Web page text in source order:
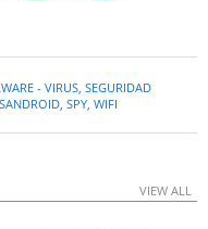
- VIRUS SEGURIDAD
SPY WIFI
VIEW ALL